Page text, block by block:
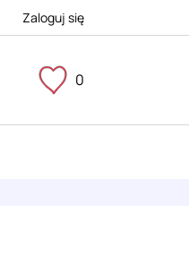
Zaloguj się
0